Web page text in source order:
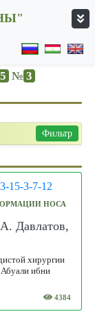
№ 3
Фильтр
15-3-7-12
НОСА
Давлатов,
хирургии
ибни
4384